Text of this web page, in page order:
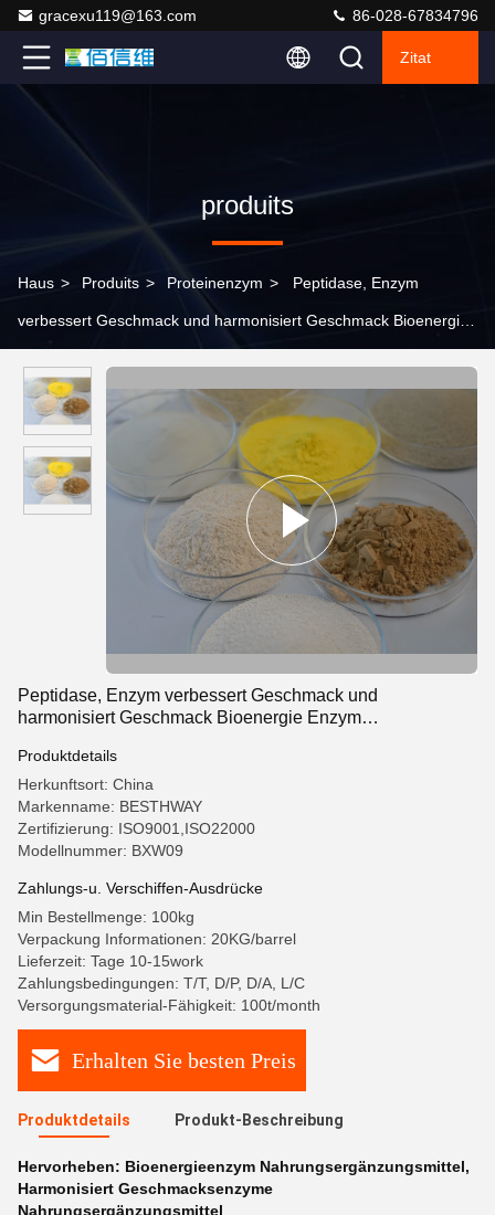
gracexu119@163.com 86-028-67834796
Zitat
produits
Haus > Produits > Proteinenzym > Peptidase, Enzym
verbessert Geschmack und harmonisiert Geschmack Bioenergie
Peptidase, Enzym verbessert Geschmack und
harmonisiert Geschmack Bioenergie Enzym
Produktdetails
Herkunftsort: China
Markenname: BESTHWAY
Zertifizierung: ISO9001,ISO22000
Modellnummer: BXW09
Zahlungs-u. Verschiffen-Ausdrücke
Min Bestellmenge: 100kg
Verpackung Informationen: 20KG/barrel
Lieferzeit: Tage 10-15work
Zahlungsbedingungen: T/T, D/P, D/A, L/C
Versorgungsmaterial-Fähigkeit: 100t/month
Erhalten Sie besten Preis
Produktdetails Produkt-Beschreibung
Hervorheben: Bioenergieenzym Nahrungsergänzungsmittel,
Harmonisiert Geschmacksenzyme
Nahrungsergänzungsmittel